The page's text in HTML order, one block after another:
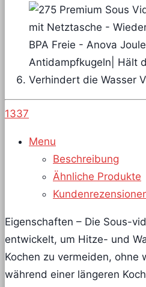
1337
Menu
Beschreibung
Ähnliche Produkte
Eigenschaften – Die Sous-
entwickelt, um Hitze- und
Kochen zu vermeiden, ohne
während einer längeren